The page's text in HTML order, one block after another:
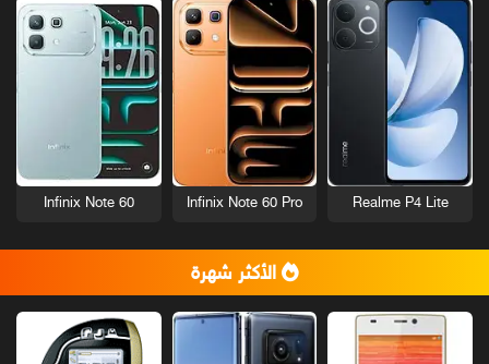
Realme P4 Lite
Infinix Note 60 Pro
Infinix Note 60
الأكثر شهرة